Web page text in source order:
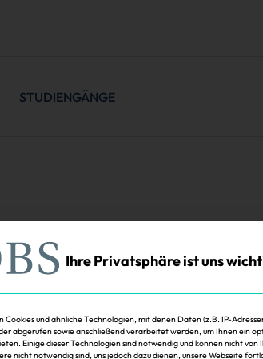
STUDIENGÄNGE
Ihre Privatsphäre ist uns
Cookies und ähnliche Technologien, mit denen Daten (z.B. IP-
abgerufen sowie anschließend verarbeitet werden, um Ihnen ein
Einige dieser Technologien sind notwendig und können nicht von
nicht notwendig sind, uns jedoch dazu dienen, unsere Webseite